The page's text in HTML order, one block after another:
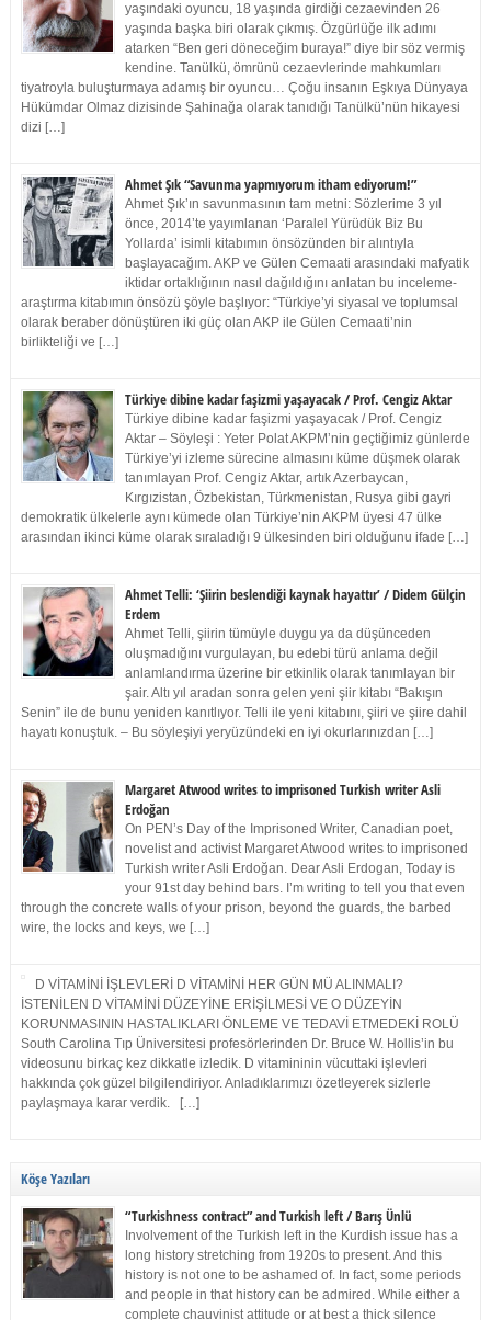
yaşındaki oyuncu, 18 yaşında girdiği cezaevinden 26
yaşında başka biri olarak çıkmış. Özgürlüğe ilk adımı
atarken “Ben geri döneceğim buraya!” diye bir söz vermiş
kendine. Tanülkü, ömrünü cezaevlerinde mahkumları
tiyatroyla buluşturmaya adamış bir oyuncu… Çoğu insanın Eşkıya Dünyaya
Hükümdar Olmaz dizisinde Şahinağa olarak tanıdığı Tanülkü’nün hikayesi
dizi […]
Ahmet Şık “Savunma yapmıyorum itham ediyorum!”
Ahmet Şık’ın savunmasının tam metni: Sözlerime 3 yıl
önce, 2014’te yayımlanan ‘Paralel Yürüdük Biz Bu
Yollarda’ isimli kitabımın önsözünden bir alıntıyla
başlayacağım. AKP ve Gülen Cemaati arasındaki mafyatik
iktidar ortaklığının nasıl dağıldığını anlatan bu inceleme-
araştırma kitabımın önsözü şöyle başlıyor: “Türkiye’yi siyasal ve toplumsal
olarak beraber dönüştüren iki güç olan AKP ile Gülen Cemaati’nin
birlikteliği ve […]
Türkiye dibine kadar faşizmi yaşayacak / Prof. Cengiz Aktar
Türkiye dibine kadar faşizmi yaşayacak / Prof. Cengiz
Aktar – Söyleşi : Yeter Polat AKPM’nin geçtiğimiz günlerde
Türkiye’yi izleme sürecine almasını küme düşmek olarak
tanımlayan Prof. Cengiz Aktar, artık Azerbaycan,
Kırgızistan, Özbekistan, Türkmenistan, Rusya gibi gayri
demokratik ülkelerle aynı kümede olan Türkiye’nin AKPM üyesi 47 ülke
arasından ikinci küme olarak sıraladığı 9 ülkesinden biri olduğunu ifade […]
Ahmet Telli: ‘Şiirin beslendiği kaynak hayattır’ / Didem Gülçin
Erdem
Ahmet Telli, şiirin tümüyle duygu ya da düşünceden
oluşmadığını vurgulayan, bu edebi türü anlama değil
anlamlandırma üzerine bir etkinlik olarak tanımlayan bir
şair. Altı yıl aradan sonra gelen yeni şiir kitabı “Bakışın
Senin” ile de bunu yeniden kanıtlıyor. Telli ile yeni kitabını, şiiri ve şiire dahil
hayatı konuştuk. – Bu söyleşiyi yeryüzündeki en iyi okurlarınızdan […]
Margaret Atwood writes to imprisoned Turkish writer Asli
Erdoğan
On PEN’s Day of the Imprisoned Writer, Canadian poet,
novelist and activist Margaret Atwood writes to imprisoned
Turkish writer Asli Erdoğan. Dear Asli Erdogan, Today is
your 91st day behind bars. I’m writing to tell you that even
through the concrete walls of your prison, beyond the guards, the barbed
wire, the locks and keys, we […]
D VİTAMİNİ İŞLEVLERİ D VİTAMİNİ HER GÜN MÜ ALINMALI?
İSTENİLEN D VİTAMİNİ DÜZEYİNE ERİŞİLMESİ VE O DÜZEYİN
KORUNMASININ HASTALIKLARI ÖNLEME VE TEDAVİ ETMEDEKİ ROLÜ
South Carolina Tıp Üniversitesi profesörlerinden Dr. Bruce W. Hollis’in bu
videosunu birkaç kez dikkatle izledik. D vitamininin vücuttaki işlevleri
hakkında çok güzel bilgilendiriyor. Anladıklarımızı özetleyerek sizlerle
paylaşmaya karar verdik. […]
Köşe Yazıları
“Turkishness contract” and Turkish left / Barış Ünlü
Involvement of the Turkish left in the Kurdish issue has a
long history stretching from 1920s to present. And this
history is not one to be ashamed of. In fact, some periods
and people in that history can be admired. While either a
complete chauvinist attitude or at best a thick silence